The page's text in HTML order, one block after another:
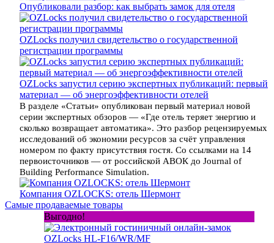
Опубликовали разбор: как выбрать замок для отеля
OZLocks получил свидетельство о государственной
регистрации программы
OZLocks запустил серию экспертных публикаций: первый
материал — об энергоэффективности отелей
В разделе «Статьи» опубликован первый материал новой
серии экспертных обзоров — «Где отель теряет энергию и
сколько возвращает автоматика». Это разбор рецензируемых
исследований об экономии ресурсов за счёт управления
номером по факту присутствия гостя. Со ссылками на 14
первоисточников — от российской АВОК до Journal of
Building Performance Simulation.
Компания OZLOCKS: отель Шермонт
Самые продаваемые товары
Выгодно!